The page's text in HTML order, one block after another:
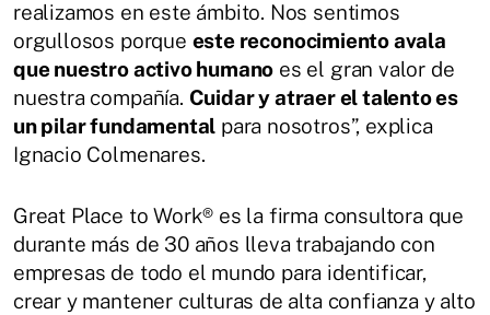
realizamos en este ámbito. Nos sentimos
orgullosos porque este reconocimiento avala
que nuestro activo humano es el gran valor de
nuestra compañía. Cuidar y atraer el talento es
un pilar fundamental para nosotros”, explica
Ignacio Colmenares.
Great Place to Work® es la firma consultora que
durante más de 30 años lleva trabajando con
empresas de todo el mundo para identificar,
crear y mantener culturas de alta confianza y alto